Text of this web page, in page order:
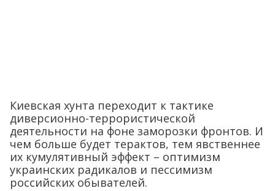
Киевская хунта переходит к тактике
диверсионно-террористической
деятельности на фоне заморозки фронтов. И
чем больше будет терактов, тем явственнее
их кумулятивный эффект – оптимизм
украинских радикалов и пессимизм
российских обывателей.